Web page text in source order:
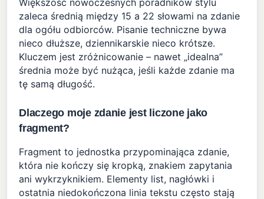
zaleca średnią między 15 a 22 słowami na zdanie
dla ogółu odbiorców. Pisanie techniczne bywa
nieco dłuższe, dziennikarskie nieco krótsze.
Kluczem jest zróżnicowanie – nawet „idealna”
średnia może być nużąca, jeśli każde zdanie ma
tę samą długość.
Dlaczego moje zdanie jest liczone jako
fragment?
Fragment to jednostka przypominająca zdanie,
która nie kończy się kropką, znakiem zapytania
ani wykrzyknikiem. Elementy list, nagłówki i
ostatnia niedokończona linia tekstu często stają